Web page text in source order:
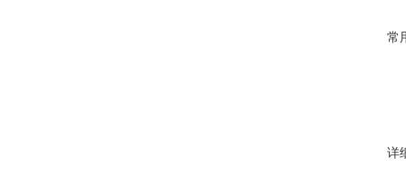
常
详